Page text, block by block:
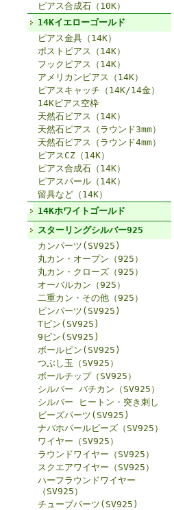
ピアス合成石（10K）
14Kイエローゴールド
ピアス金具（14K）
ポストピアス（14K）
フックピアス（14K）
アメリカンピアス（14K）
ピアスキャッチ（14K/14金）
14Kピアス空枠
天然石ピアス（14K）
天然石ピアス（ラウンド3mm）
天然石ピアス（ラウンド4mm）
ピアスCZ（14K）
ピアス合成石（14K）
ピアスパール（14K）
留具など（14K）
14Kホワイトゴールド
スターリングシルバー925
カンパーツ(SV925)
丸カン・オープン（925）
丸カン・クローズ（925）
オーバルカン（925）
二重カン・その他（925）
ピンパーツ(SV925)
Tピン(SV925)
9ピン(SV925)
ボールピン(SV925)
つぶし玉（SV925）
ボールチップ（SV925）
シルバー バチカン（SV925）
シルバー ヒートン・突き刺し
ビーズパーツ(SV925)
ナバホパールビーズ（SV925）
ワイヤー（SV925）
ラウンドワイヤー（SV925）
スクエアワイヤー（SV925）
ハーフラウンドワイヤー
（SV925）
チューブパーツ(SV925)